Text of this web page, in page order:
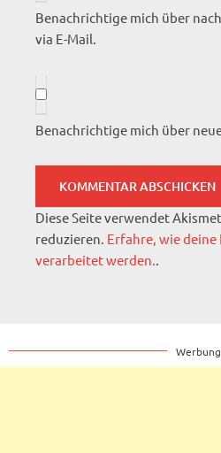
Benachrichtige mich über
via E-Mail.
Benachrichtige mich über
Diese Seite verwendet
reduzieren. Erfahre, wie
verarbeitet werden..
Werbung